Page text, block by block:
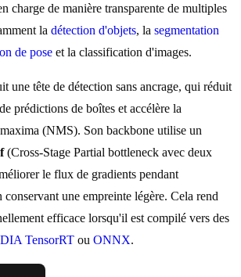
charge de manière transparente de multiples
la détection d'objets, la segmentation
de pose et la classification d'images.
une tête de détection sans ancrage, qui réduit
prédictions de boîtes et accélère la
(NMS). Son backbone utilise un
(Cross-Stage Partial bottleneck avec deux
le flux de gradients pendant
une empreinte légère. Cela rend
efficace lorsqu'il est compilé vers des
TensorRT ou ONNX.